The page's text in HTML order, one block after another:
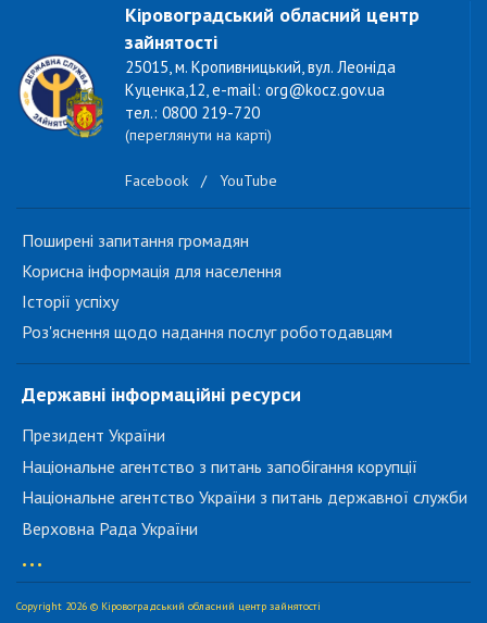
Кіровоградський обласний центр
зайнятості
25015, м. Кропивницький, вул. Леоніда
Куценка,12, e-mail: org@kocz.gov.ua
тел.: 0800 219-720
(переглянути на карті)
Facebook / YouTube
Поширені запитання громадян
Корисна інформація для населення
Історії успіху
Роз'яснення щодо надання послуг роботодавцям
Державні інформаційні ресурси
Президент України
Національне агентство з питань запобігання корупції
Національне агентство України з питань державної служби
Верховна Рада України
...
Copyright 2026 © Кіровоградський обласний центр зайнятості